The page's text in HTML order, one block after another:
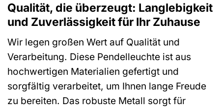
Qualität, die überzeugt: Langlebigkeit
und Zuverlässigkeit für Ihr Zuhause
Wir legen großen Wert auf Qualität und
Verarbeitung. Diese Pendelleuchte ist aus
hochwertigen Materialien gefertigt und
sorgfältig verarbeitet, um Ihnen lange Freude
zu bereiten. Das robuste Metall sorgt für